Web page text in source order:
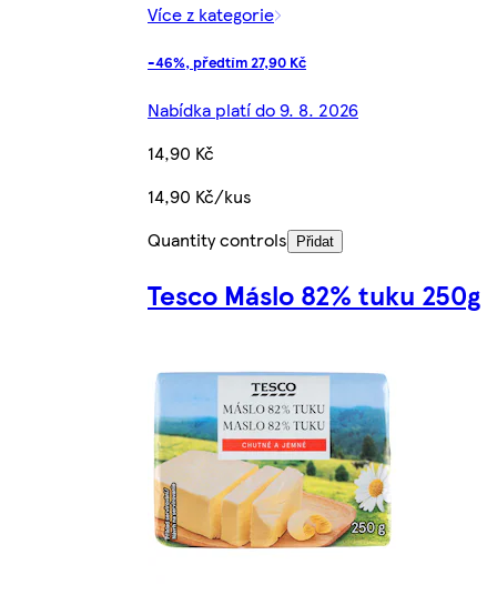
Více z kategorie
-46%, předtím 27,90 Kč
Nabídka platí do 9. 8. 2026
14,90 Kč
14,90 Kč/kus
Quantity controls
Přidat
Tesco Máslo 82% tuku 250g